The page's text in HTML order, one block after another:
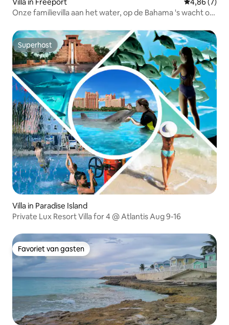
Villa in Freeport Gemiddelde
4,86 (7)
Onze familievilla aan het water, op de Bahama 's wacht op
Superhost
Superhost
Villa in Paradise Island
Private Lux Resort Villa for 4 @ Atlantis Aug 9-16
Favoriet van gasten
Favoriet van gasten